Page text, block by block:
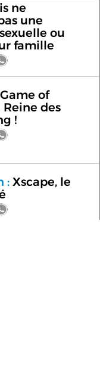
ne
une
ou
famille
of
des
!
:Xscape, le